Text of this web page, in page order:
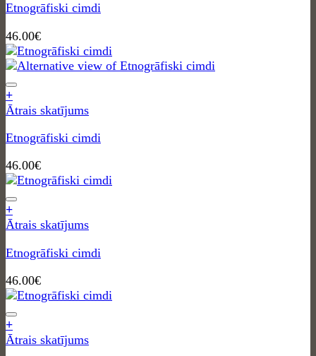
Etnogrāfiski cimdi
46.00€
+
Ātrais skatījums
Etnogrāfiski cimdi
46.00€
+
Ātrais skatījums
Etnogrāfiski cimdi
46.00€
+
Ātrais skatījums